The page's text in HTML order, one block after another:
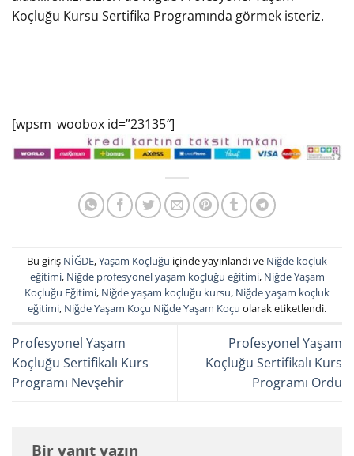
Koçluğu Kursu Sertifika Programında görmek isteriz.
[wpsm_woobox id=”23135″]
Bu giriş NİĞDE,Yaşam Koçluğu içinde yayınlandı ve Niğde koçluk
eğitimi, Niğde profesyonel yaşam koçluğu eğitimi, Niğde Yaşam
Koçluğu Eğitimi, Niğde yaşam koçluğu kursu, Niğde yaşam koçluk
eğitimi, Niğde Yaşam Koçu Niğde Yaşam Koçu olarak etiketlendi.
Profesyonel Yaşam
Koçluğu Sertifikalı Kurs
Programı Nevşehir
Profesyonel Yaşam
Koçluğu Sertifikalı Kurs
Programı Ordu
Bir yanıt yazın